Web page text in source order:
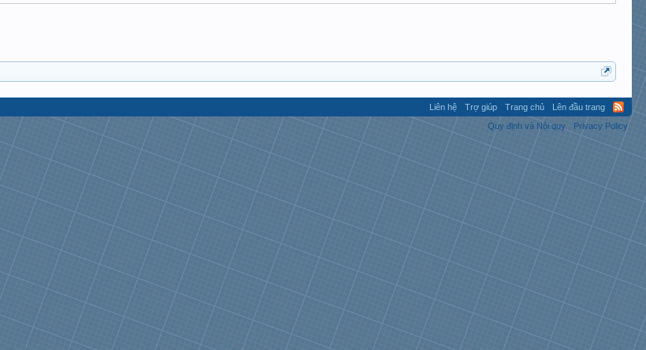
Liên hệ Trợ giúp Trang chủ
Lên đầu trang
Quy định và Nội quy
Privacy Policy